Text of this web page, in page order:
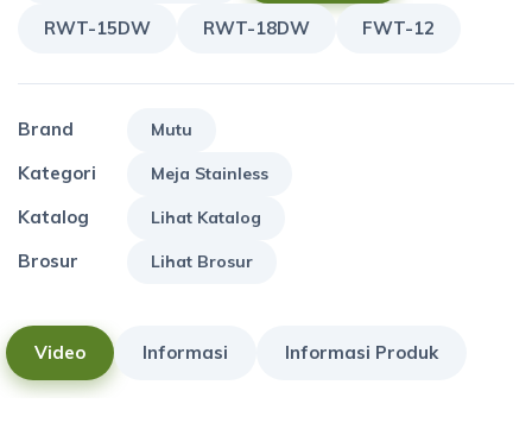
RWT-15DW RWT-18DW FWT-12
Brand Mutu
Kategori Meja Stainless
Katalog Lihat Katalog
Brosur Lihat Brosur
Video Informasi Informasi Produk